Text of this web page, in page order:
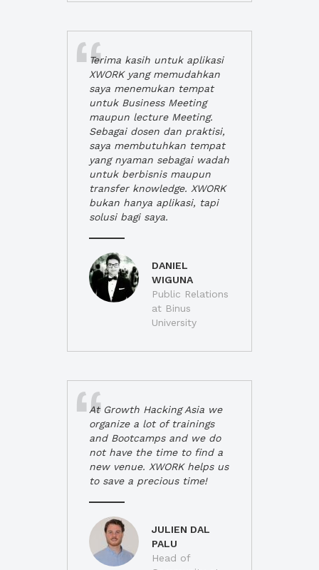
Terima kasih untuk aplikasi
XWORK yang memudahkan
saya menemukan tempat
untuk Business Meeting
maupun lecture Meeting.
Sebagai dosen dan praktisi,
saya membutuhkan tempat
yang nyaman sebagai wadah
untuk berbisnis maupun
transfer knowledge. XWORK
bukan hanya aplikasi, tapi
solusi bagi saya.
DANIEL
WIGUNA
Public Relations
at Binus
University
At Growth Hacking Asia we
organize a lot of trainings
and Bootcamps and we do
not have the time to find a
new venue. XWORK helps us
to save a precious time!
JULIEN DAL
PALU
Head of